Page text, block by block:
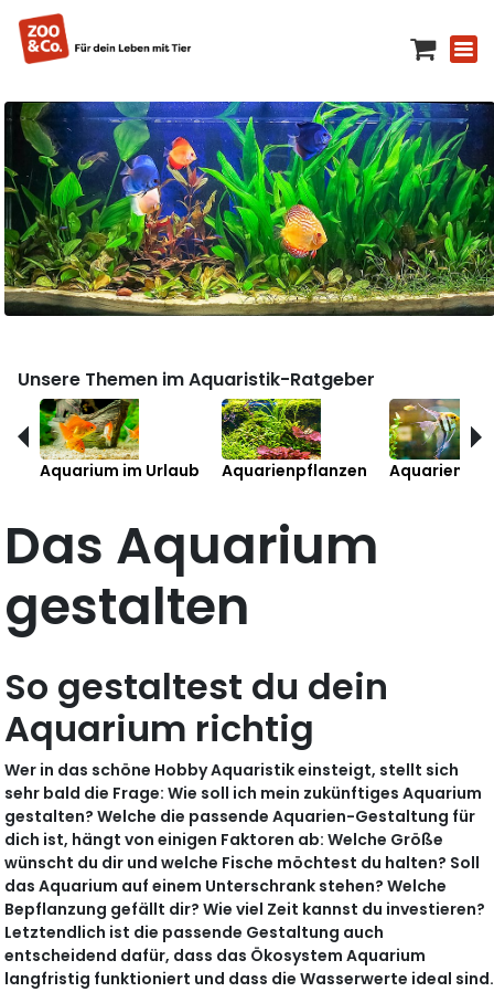
Unsere Themen im Aquaristik-Ratgeber
Aquarium im Urlaub Aquarienpflanzen
Das Aquarium
gestalten
So gestaltest du dein
Aquarium richtig
Wer in das schöne Hobby Aquaristik einsteigt, stellt sich
sehr bald die Frage: Wie soll ich mein zukünftiges Aquarium
gestalten? Welche die passende Aquarien-Gestaltung für
dich ist, hängt von einigen Faktoren ab: Welche Größe
wünscht du dir und welche Fische möchtest du halten? Soll
das Aquarium auf einem Unterschrank stehen? Welche
Bepflanzung gefällt dir? Wie viel Zeit kannst du investieren?
Letztendlich ist die passende Gestaltung auch
entscheidend dafür, dass das Ökosystem Aquarium
langfristig funktioniert und dass die Wasserwerte ideal sind.